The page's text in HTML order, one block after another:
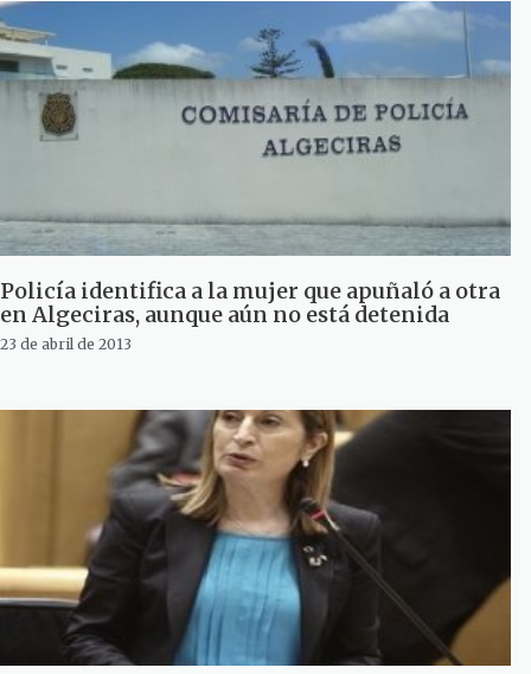
Policía identifica a la mujer que apuñaló a otra
en Algeciras, aunque aún no está detenida
23 de abril de 2013